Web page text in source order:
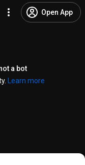
Open App
a bot
Learn more